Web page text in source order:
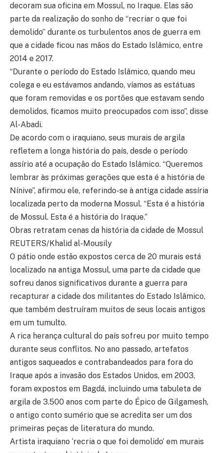
decoram sua oficina em Mossul, no Iraque. Elas são
parte da realização do sonho de “recriar o que foi
demolido” durante os turbulentos anos de guerra em
que a cidade ficou nas mãos do Estado Islâmico, entre
2014 e 2017.
“Durante o período do Estado Islâmico, quando meu
colega e eu estávamos andando, víamos as estátuas
que foram removidas e os portões que estavam sendo
demolidos, ficamos muito preocupados com isso”, disse
Al-Abadi.
De acordo com o iraquiano, seus murais de argila
refletem a longa história do país, desde o período
assírio até a ocupação do Estado Islâmico. “Queremos
lembrar às próximas gerações que esta é a história de
Nínive”, afirmou ele, referindo-se à antiga cidade assíria
localizada perto da moderna Mossul. “Esta é a história
de Mossul. Esta é a história do Iraque.”
Obras retratam cenas da história da cidade de Mossul
REUTERS/Khalid al-Mousily
O pátio onde estão expostos cerca de 20 murais está
localizado na antiga Mossul, uma parte da cidade que
sofreu danos significativos durante a guerra para
recapturar a cidade dos militantes do Estado Islâmico,
que também destruíram muitos de seus locais antigos
em um tumulto.
A rica herança cultural do país sofreu por muito tempo
durante seus conflitos. No ano passado, artefatos
antigos saqueados e contrabandeados para fora do
Iraque após a invasão dos Estados Unidos, em 2003,
foram expostos em Bagdá, incluindo uma tabuleta de
argila de 3.500 anos com parte do Épico de Gilgamesh,
o antigo conto sumério que se acredita ser um dos
primeiras peças de literatura do mundo.
Artista iraquiano ‘recria o que foi demolido’ em murais